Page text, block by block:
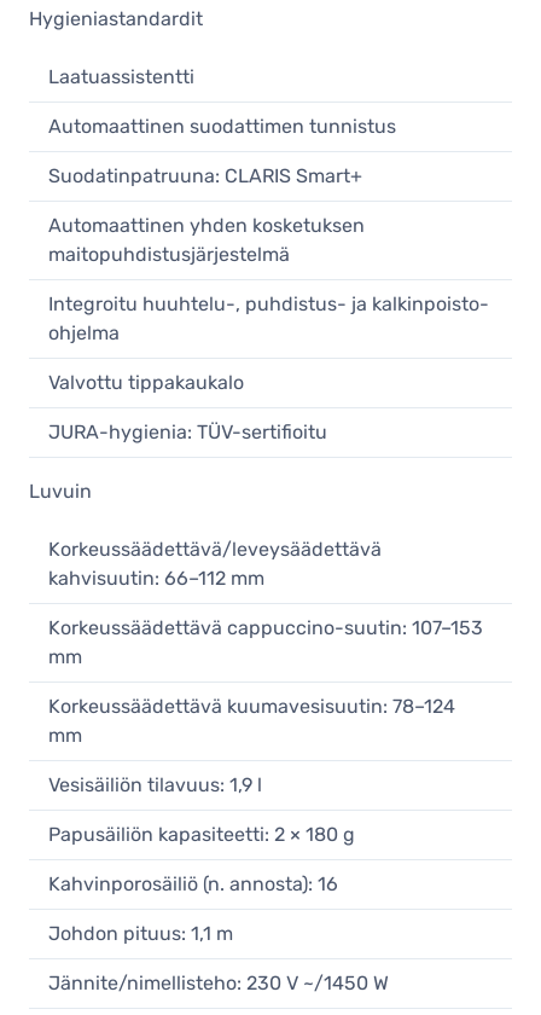
Hygieniastandardit
Laatuassistentti
Automaattinen suodattimen tunnistus
Suodatinpatruuna: CLARIS Smart+
Automaattinen yhden kosketuksen
maitopuhdistusjärjestelmä
Integroitu huuhtelu-, puhdistus- ja kalkinpoisto-
ohjelma
Valvottu tippakaukalo
JURA-hygienia: TÜV-sertifioitu
Luvuin
Korkeussäädettävä/leveysäädettävä
kahvisuutin: 66–112 mm
Korkeussäädettävä cappuccino-suutin: 107–153
mm
Korkeussäädettävä kuumavesisuutin: 78–124
mm
Vesisäiliön tilavuus: 1,9 l
Papusäiliön kapasiteetti: 2 × 180 g
Kahvinporosäiliö (n. annosta): 16
Johdon pituus: 1,1 m
Jännite/nimellisteho: 230 V ~/1450 W